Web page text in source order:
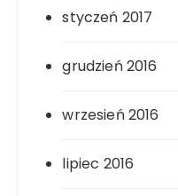
styczeń 2017
grudzień 2016
wrzesień 2016
lipiec 2016